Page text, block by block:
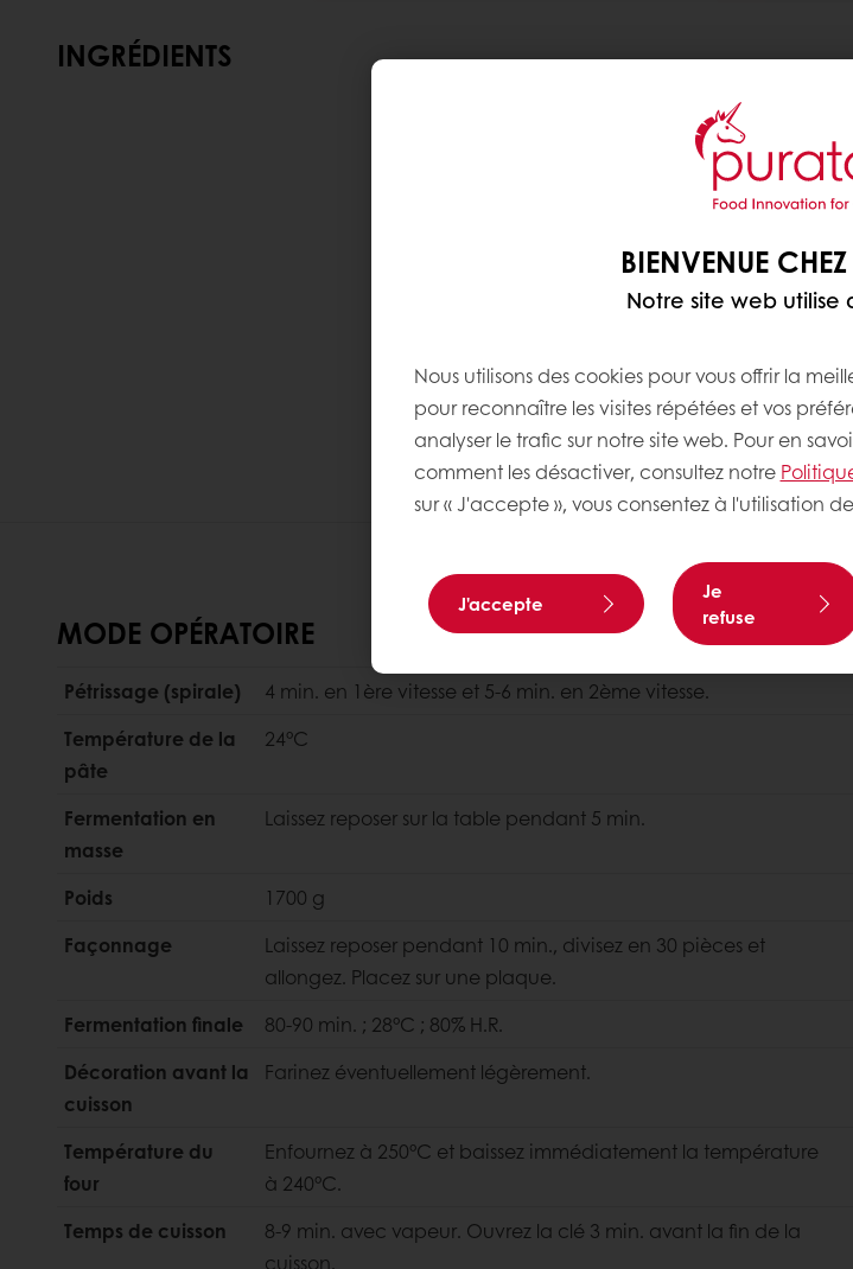
INGRÉDIENTS
MODE OPÉRATOIRE
Pétrissage (spirale)
4 min. en 1ère vitesse et 5-6 min. en 2ème vitesse.
Température de la
pâte
24°C
Fermentation en
masse
Laissez reposer sur la table pendant 5 min.
Poids
1700 g
Façonnage
Laissez reposer pendant 10 min., divisez en 30 pièces et
allongez. Placez sur une plaque.
Fermentation finale
80-90 min. ; 28°C ; 80% H.R.
Décoration avant la
cuisson
Farinez éventuellement légèrement.
Température du
four
Enfournez à 250°C et baissez immédiatement la température
à 240°C.
Temps de cuisson
8-9 min. avec vapeur. Ouvrez la clé 3 min. avant la fin de la
cuisson.
BIENVENUE
Notre site web utilise
Nous utilisons des cookies pour vous offrir la
pour reconnaître les visites répétées et vos
analyser le trafic sur notre site web. Pour en
comment les désactiver, consultez notre
sur « J'accepte », vous consentez à l'utilisation
J'accepte
Je
refuse